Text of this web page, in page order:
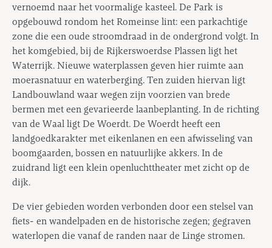
vernoemd naar het voormalige kasteel. De Park is
opgebouwd rondom het Romeinse lint: een parkachtige
zone die een oude stroomdraad in de ondergrond volgt. In
het komgebied, bij de Rijkerswoerdse Plassen ligt het
Waterrijk. Nieuwe waterplassen geven hier ruimte aan
moerasnatuur en waterberging. Ten zuiden hiervan ligt
Landbouwland waar wegen zijn voorzien van brede
bermen met een gevarieerde laanbeplanting. In de richting
van de Waal ligt De Woerdt. De Woerdt heeft een
landgoedkarakter met eikenlanen en een afwisseling van
boomgaarden, bossen en natuurlijke akkers. In de
zuidrand ligt een klein openluchttheater met zicht op de
dijk.
De vier gebieden worden verbonden door een stelsel van
fiets- en wandelpaden en de historische zegen; gegraven
waterlopen die vanaf de randen naar de Linge stromen.